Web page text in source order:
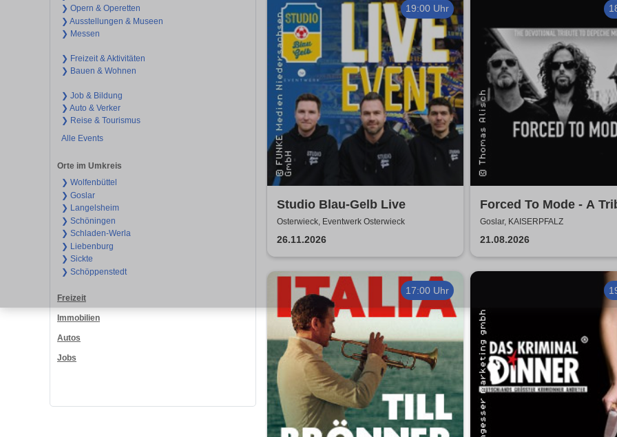
❯ Opern & Operetten
❯ Ausstellungen & Museen
❯ Messen
❯ Freizeit & Aktivitäten
❯ Bauen & Wohnen
❯ Job & Bildung
❯ Auto & Verker
❯ Reise & Tourismus
Alle Events
Orte im Umkreis
❯ Wolfenbüttel
❯ Goslar
❯ Langelsheim
❯ Schöningen
❯ Schladen-Werla
❯ Liebenburg
❯ Sickte
❯ Schöppenstedt
Freizeit
Immobilien
Autos
Jobs
19:00 Uhr
Studio Blau-Gelb Live
Osterwieck, Eventwerk Osterwieck
26.11.2026
Forced To Mode - A
To Depeche Mode
Goslar, KAISERPFALZ
21.08.2026
17:00 Uhr